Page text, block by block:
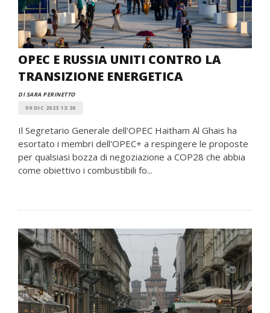
OPEC E RUSSIA UNITI CONTRO LA
TRANSIZIONE ENERGETICA
DI SARA PERINETTO
09 DIC 2023 13:30
Il Segretario Generale dell'OPEC Haitham Al Ghais ha
esortato i membri dell'OPEC+ a respingere le proposte
per qualsiasi bozza di negoziazione a COP28 che abbia
come obiettivo i combustibili fo...